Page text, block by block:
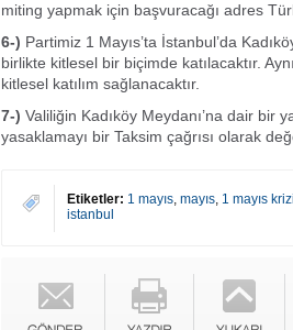
miting yapmak için başvuracağı adres
6-) Partimiz 1 Mayıs’ta İstanbul’da
birlikte kitlesel bir biçimde katılacaktır.
kitlesel katılım sağlanacaktır.
7-) Valiliğin Kadıköy Meydanı’na dair bir
yasaklamayı bir Taksim çağrısı olarak
Etiketler: 1 mayıs, mayıs, 1 mayıs krizi
istanbul